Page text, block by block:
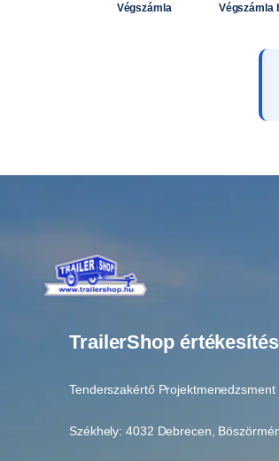
Végszámla Végszámla
TrailerShop értékesítés
Tenderszakértő Projektmenedzsment
Székhely: 4032 Debrecen,